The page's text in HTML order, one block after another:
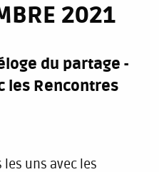
2021
du partage -
les Rencontres
uns avec les